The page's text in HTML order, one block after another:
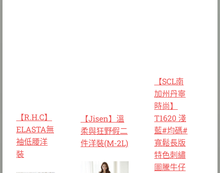
【R.H.C】
ELASTA無
袖低腰洋
裝
【Jisen】溫
柔與狂野假二
件洋裝(M-2L)
【SCL南
加州丹寧
時尚】
T1620 淺
藍#均碼#
寬鬆長版
特色刺繡
圖騰牛仔